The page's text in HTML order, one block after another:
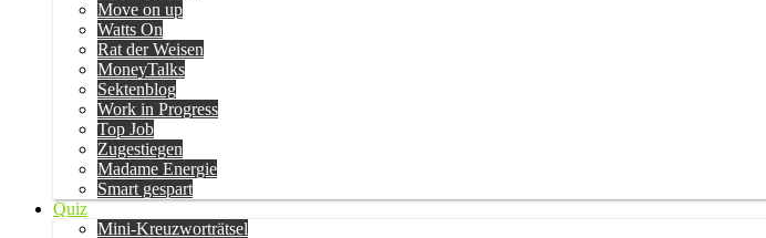
Move on up
Watts On
Rat der Weisen
MoneyTalks
Sektenblog
Work in Progress
Top Job
Zugestiegen
Madame Energie
Smart gespart
Quiz
Mini-Kreuzworträtsel